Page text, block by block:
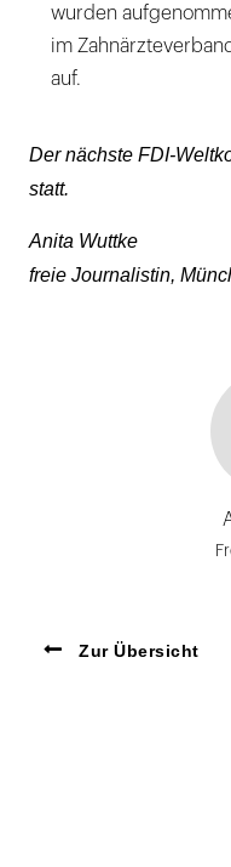
wurden
im
auf.
Der nächste FDI-
statt.
Anita Wuttke
freie Journalistin,
Zur Übersicht